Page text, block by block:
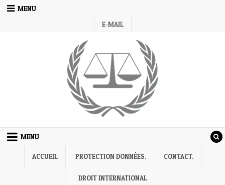
Skip
MENU
E-MAIL
MENU
ACCUEIL PROTECTION DONNÉES. CONTACT.
DROIT INTERNATIONAL